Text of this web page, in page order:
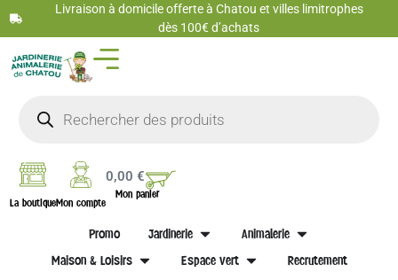
Livraison à domicile offerte à Chatou et villes limitrophes
dès 100€ d’achats
La boutiqueMon compte
0,00€
Mon panier
Promo Jardinerie
Animalerie
Maison & Loisirs
Espace vert Recrutement